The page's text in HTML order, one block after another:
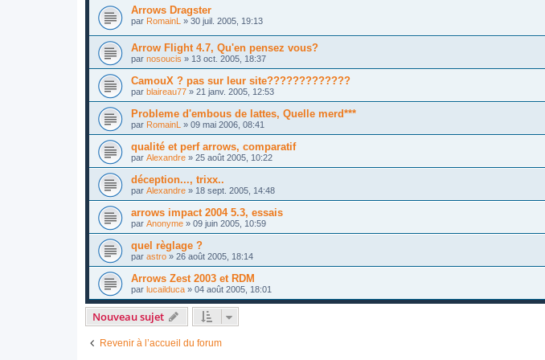
Arrows Dragster
par RomainL » 30 juil. 2005, 19:13
Arrow Flight 4.7, Qu'en pensez vous?
par nosoucis » 13 oct. 2005, 18:37
CamouX ? pas sur leur site?????????????
par blaireau77 » 21 janv. 2005, 12:53
Probleme d'embous de lattes, Quelle merd***
par RomainL » 09 mai 2006, 08:41
qualité et perf arrows, comparatif
par Alexandre » 25 août 2005, 10:22
déception..., trixx..
par Alexandre » 18 sept. 2005, 14:48
arrows impact 2004 5.3, essais
par Anonyme » 09 juin 2005, 10:59
quel règlage ?
par astro » 26 août 2005, 18:14
Arrows Zest 2003 et RDM
par lucailduca » 04 août 2005, 18:01
Nouveau sujet
Revenir à l’accueil du forum